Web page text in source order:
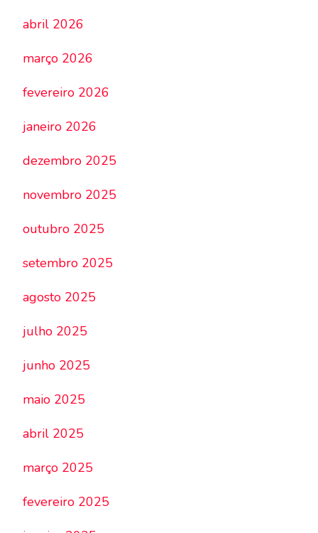
abril 2026
março 2026
fevereiro 2026
janeiro 2026
dezembro 2025
novembro 2025
outubro 2025
setembro 2025
agosto 2025
julho 2025
junho 2025
maio 2025
abril 2025
março 2025
fevereiro 2025